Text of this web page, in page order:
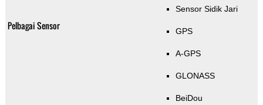
Pelbagai Sensor
Sensor Sidik Jari
GPS
A-GPS
GLONASS
BeiDou